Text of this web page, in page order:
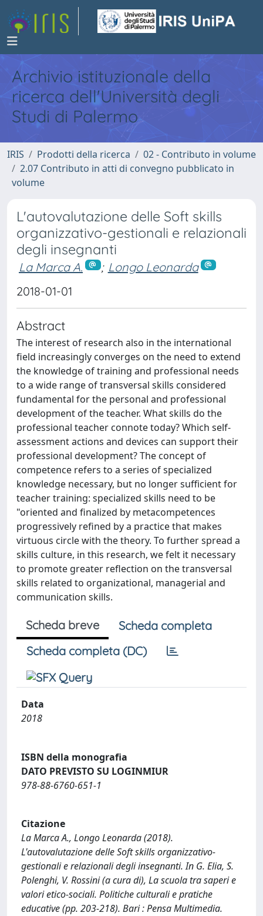
Archivio istituzionale della
ricerca dell'Università degli
Studi di Palermo
IRIS Prodotti della ricerca
02 - Contributo in volume
2.07 Contributo in atti di convegno pubblicato in
volume
L'autovalutazione delle Soft skills
organizzativo-gestionali e relazionali
degli insegnanti
La Marca A. ; Longo Leonarda
2018-01-01
Abstract
The interest of research also in the international
field increasingly converges on the need to extend
the knowledge of training and professional needs
to a wide range of transversal skills considered
fundamental for the personal and professional
development of the teacher. What skills do the
professional teacher connote today? Which self-
assessment actions and devices can support their
professional development? The concept of
competence refers to a series of specialized
knowledge necessary, but no longer sufficient for
teacher training: specialized skills need to be
"oriented and finalized by metacompetences
progressively refined by a practice that makes
virtuous circle with the theory. To further spread a
skills culture, in this research, we felt it necessary
to promote greater reflection on the transversal
skills related to organizational, managerial and
communication skills.
Scheda breve
Scheda completa
Scheda completa (DC)
Data
2018
ISBN della monografia
DATO PREVISTO SU LOGINMIUR
978-88-6760-651-1
Citazione
La Marca A., Longo Leonarda (2018).
L'autovalutazione delle Soft skills organizzativo-
gestionali e relazionali degli insegnanti. In G. Elia, S.
Polenghi, V. Rossini (a cura di), La scuola tra saperi e
valori etico-sociali. Politiche culturali e pratiche
educative (pp. 203-218). Bari : Pensa Multimedia.